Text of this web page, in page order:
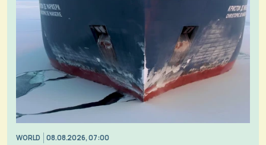
WORLD 08.08.2026, 07:00